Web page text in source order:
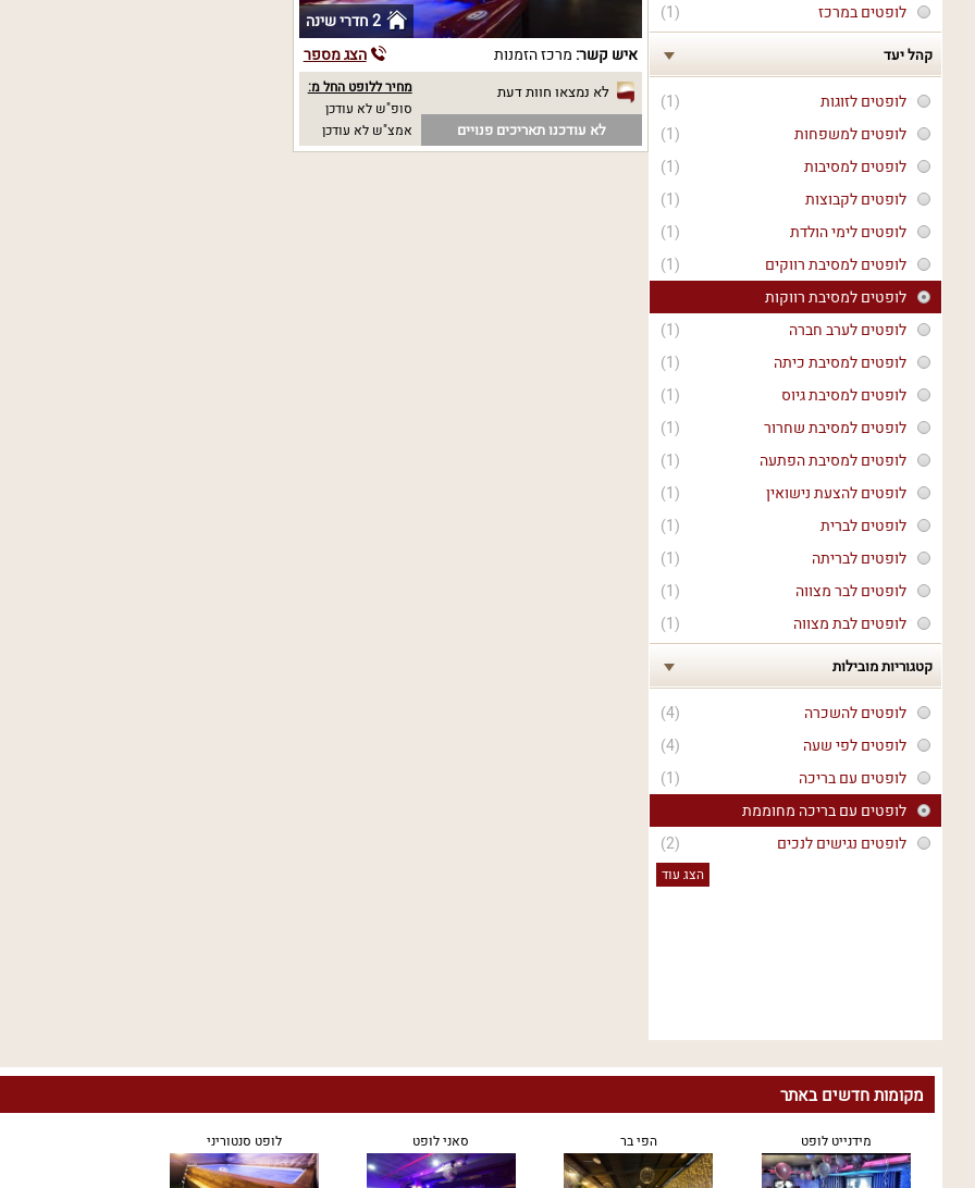
(1) לופטים במרכז
קהל יעד
(1)
לופטים לזוגות
(1)
לופטים למשפחות
(1)
לופטים למסיבות
(1)
לופטים לקבוצות
(1)
לופטים לימי הולדת
(1)
לופטים למסיבת רווקים
לופטים למסיבת רווקות
(1)
לופטים לערב חברה
(1)
לופטים למסיבת כיתה
(1)
לופטים למסיבת גיוס
(1)
לופטים למסיבת שחרור
(1)
לופטים למסיבת הפתעה
(1)
לופטים להצעת נישואין
(1)
לופטים לברית
(1)
לופטים לבריתה
(1)
לופטים לבר מצווה
(1)
לופטים לבת מצווה
קטגוריות מובילות
(4)
לופטים להשכרה
(4)
לופטים לפי שעה
(1)
לופטים עם בריכה
לופטים עם בריכה מחוממת
(2)
לופטים נגישים לנכים
הצג עוד
2 חדרי שינה
איש קשר: מרכז הזמנות הצג מספר
לא נמצאו חוות דעת
לא עודכנו תאריכים פנויים
מחיר ללופט החל מ:
סופ"ש לא עודכן
אמצ"ש לא עודכן
מקומות חדשים באתר
מידנייט לופט הפי בר סאני לופט לופט סנטוריני